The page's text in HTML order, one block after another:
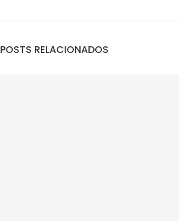
POSTS RELACIONADOS